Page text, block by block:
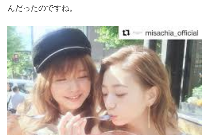
んだったのですね。